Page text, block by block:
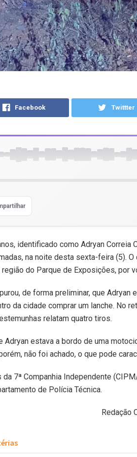
Facebook Twittter
identificado como Adryan Correia
na noite desta sexta-feira (5).
do Parque de Exposições, por
de forma preliminar, que Adryan
da cidade comprar um lanche. No
relatam quatro tiros.
Adryan estava a bordo de uma
não foi achado, o que pode
7ª Companhia Independente
de Polícia Técnica.
Redação